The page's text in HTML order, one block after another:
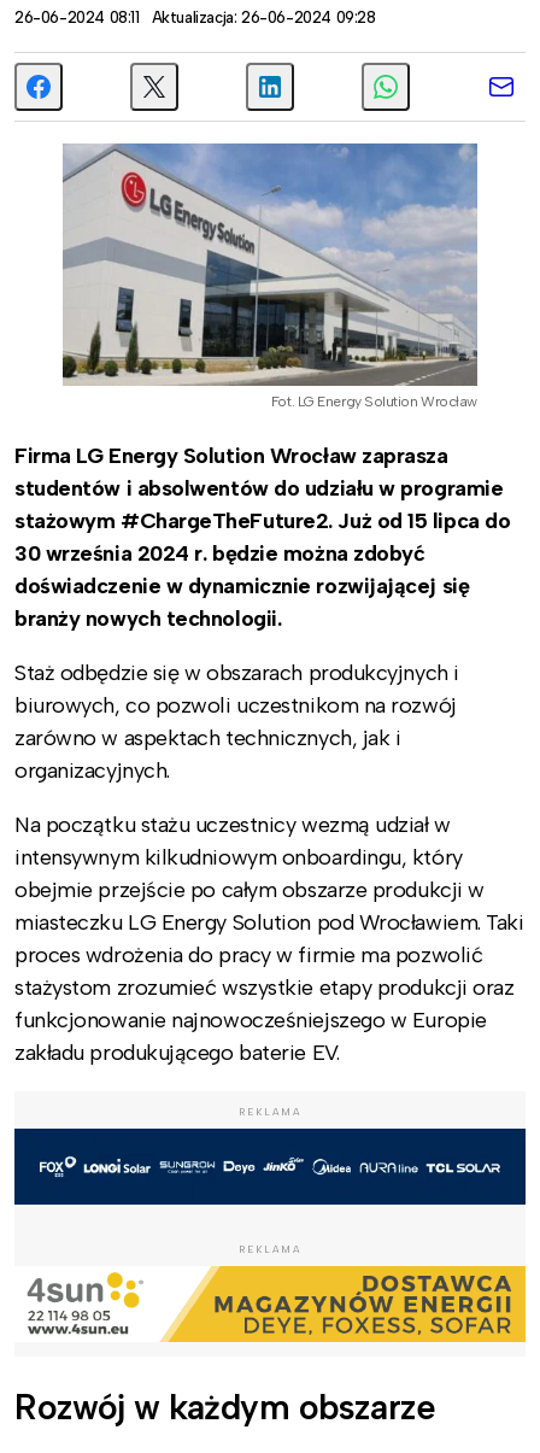
26-06-2024 08:11
Aktualizacja: 26-06-2024 09:28
Fot. LG Energy Solution Wrocław
Firma LG Energy Solution Wrocław zaprasza
studentów i absolwentów do udziału w programie
stażowym #ChargeTheFuture2. Już od 15 lipca do
30 września 2024 r. będzie można zdobyć
doświadczenie w dynamicznie rozwijającej się
branży nowych technologii.
Staż odbędzie się w obszarach produkcyjnych i
biurowych, co pozwoli uczestnikom na rozwój
zarówno w aspektach technicznych, jak i
organizacyjnych.
Na początku stażu uczestnicy wezmą udział w
intensywnym kilkudniowym onboardingu, który
obejmie przejście po całym obszarze produkcji w
miasteczku LG Energy Solution pod Wrocławiem. Taki
proces wdrożenia do pracy w firmie ma pozwolić
stażystom zrozumieć wszystkie etapy produkcji oraz
funkcjonowanie najnowocześniejszego w Europie
zakładu produkującego baterie EV.
REKLAMA
REKLAMA
Rozwój w każdym obszarze